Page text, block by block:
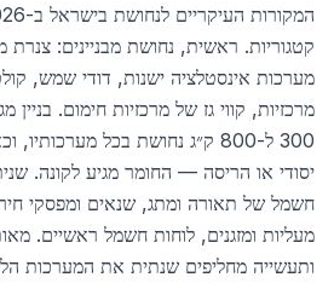
קטגוריות. ראשית, נחושת מבניינים:
מערכות אינסטלציה ישנות, דודי שמש,
מרכזיות, קווי גז של מרכזיות חימום. בניין
300 ל-800 ק״ג נחושת בכל
יסודי או הריסה — החומר מגיע לקונה.
חשמל של תאורה ומתג, שנאים ומפסקי
מעליות ומזגנים, לוחות חשמל ראשיים.
ותעשייה מחליפים שנתית את המערכות